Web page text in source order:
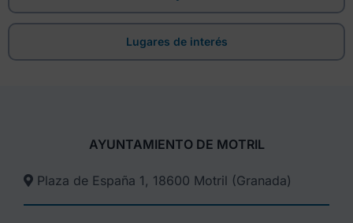
Lugares de interés
AYUNTAMIENTO DE MOTRIL
Plaza de España 1, 18600 Motril (Granada)​